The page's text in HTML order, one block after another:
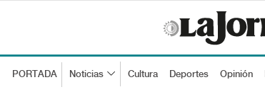
PORTADA Noticias Cultura Deportes Opinión